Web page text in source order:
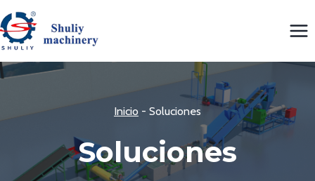
Saltar
al
contenido
Inicio - Soluciones
Soluciones